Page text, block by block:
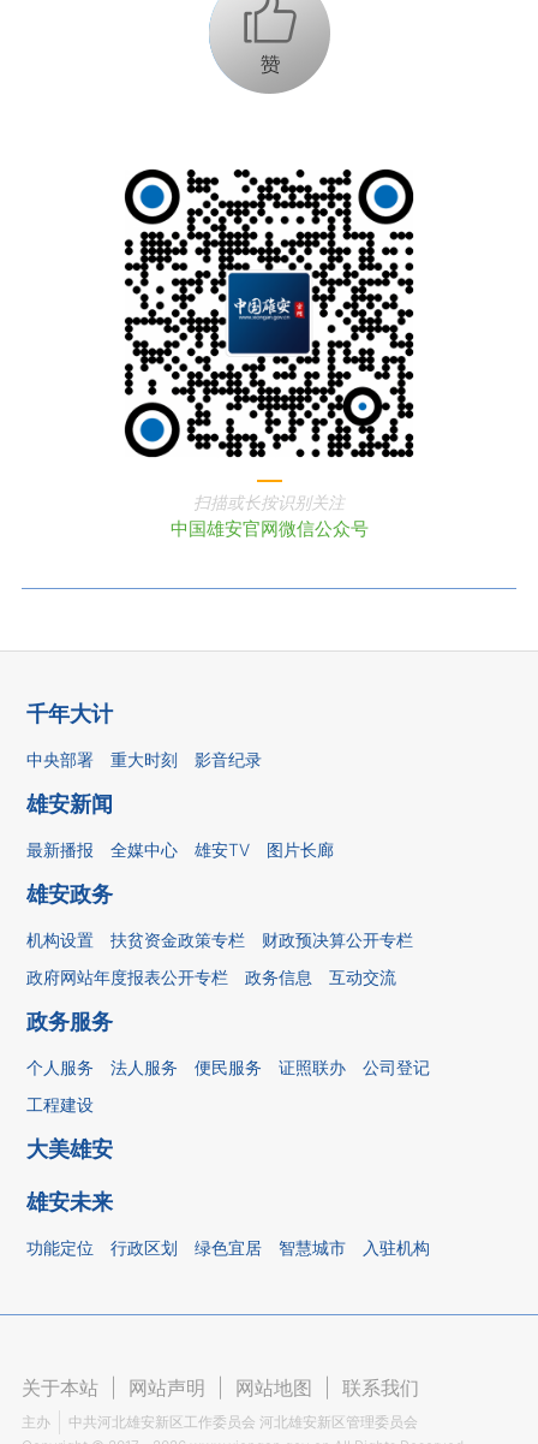
+1
扫描或长按识别关注
中国雄安官网微信公众号
千年大计
中央部署 重大时刻 影音纪录
雄安新闻
最新播报 全媒中心 雄安TV 图片长廊
雄安政务
机构设置 扶贫资金政策专栏
财政预决算公开专栏
政府网站年度报表公开专栏
政务信息 互动交流
政务服务
个人服务 法人服务 便民服务 证照联办
公司登记
工程建设
大美雄安
雄安未来
功能定位 行政区划 绿色宜居 智慧城市 入驻机构
关于本站 网站声明 网站地图 联系我们
主办
中共河北雄安新区工作委员会 河北雄安新区管理委员会